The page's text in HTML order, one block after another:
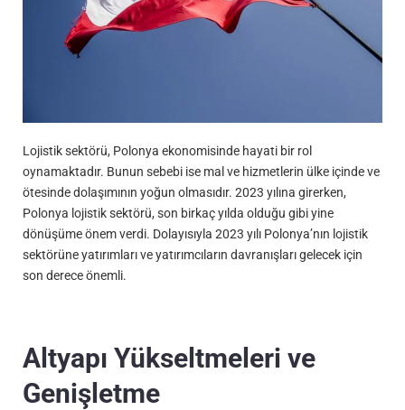
Lojistik sektörü, Polonya ekonomisinde hayati bir rol
oynamaktadır. Bunun sebebi ise mal ve hizmetlerin ülke içinde ve
ötesinde dolaşımının yoğun olmasıdır. 2023 yılına girerken,
Polonya lojistik sektörü, son birkaç yılda olduğu gibi yine
dönüşüme önem verdi. Dolayısıyla 2023 yılı Polonya’nın lojistik
sektörüne yatırımları ve yatırımcıların davranışları gelecek için
son derece önemli.
Altyapı Yükseltmeleri ve
Genişletme